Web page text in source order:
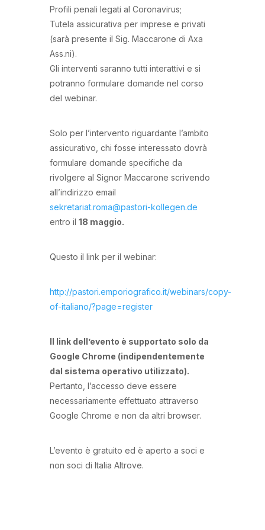
Profili penali legati al Coronavirus;
Tutela assicurativa per imprese e privati
(sarà presente il Sig. Maccarone di Axa
Ass.ni).
Gli interventi saranno tutti interattivi e si
potranno formulare domande nel corso
del webinar.
Solo per l’intervento riguardante l’ambito
assicurativo, chi fosse interessato dovrà
formulare domande specifiche da
rivolgere al Signor Maccarone scrivendo
all’indirizzo email
sekretariat.roma@pastori-kollegen.de
entro il 18 maggio.
Questo il link per il webinar:
http://pastori.emporiografico.it/webinars/copy-
of-italiano/?page=register
Il link dell’evento è supportato solo da
Google Chrome (indipendentemente
dal sistema operativo utilizzato).
Pertanto, l’accesso deve essere
necessariamente effettuato attraverso
Google Chrome e non da altri browser.
L’evento è gratuito ed è aperto a soci e
non soci di Italia Altrove.